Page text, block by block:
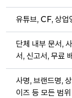
유튜브, CF, 상업
단체 내부 문서,
서, 신고서, 무료
사명, 브랜드명,
이즈 등 모든 범위